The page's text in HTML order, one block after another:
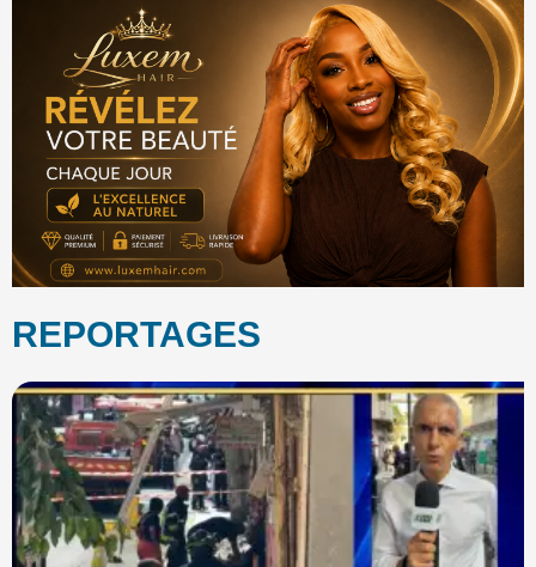
REPORTAGES